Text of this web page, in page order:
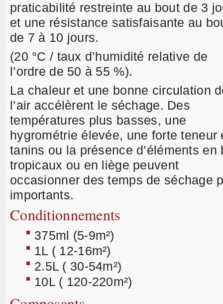
praticabilité restreinte au bout de 3
et une résistance satisfaisante au
de 7 à 10 jours.
(20 °C / taux d’humidité relative de
l’ordre de 50 à 55 %).
La chaleur et une bonne circulation
l’air accélèrent le séchage. Des
températures plus basses, une
hygrométrie élevée, une forte teneur
tanins ou la présence d’éléments en
tropicaux ou en liège peuvent
occasionner des temps de séchage
importants.
Conditionnements
375ml (5-9m²)
1L ( 12-16m²)
2.5L ( 30-54m²)
10L ( 120-220m²)